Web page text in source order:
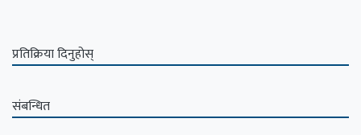
प्रतिक्रिया दिनुहोस्
संबन्धित